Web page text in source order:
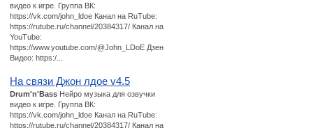
видео к игре. Группа ВК:
https://vk.com/john_ldoe Канал на RuTube:
https://rutube.ru/channel/20384317/ Канал на
YouTube:
https://www.youtube.com/@John_LDoE Дзен
Видео: https:/...
На связи Джон лдое v4.5
Drum'n'Bass Нейро музыка для озвучки
видео к игре. Группа ВК:
https://vk.com/john_ldoe Канал на RuTube:
https://rutube.ru/channel/20384317/ Канал на